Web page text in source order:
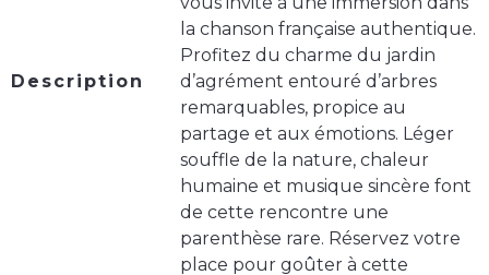
Description
la chanson française authentique.
Profitez du charme du jardin
d’agrément entouré d’arbres
remarquables, propice au
partage et aux émotions. Léger
souffle de la nature, chaleur
humaine et musique sincère font
de cette rencontre une
parenthèse rare. Réservez votre
place pour goûter à cette